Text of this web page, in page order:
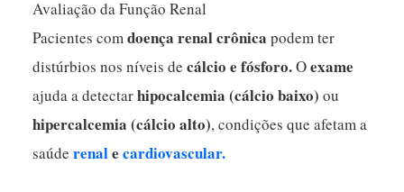
Avaliação da Função Renal
Pacientes comdoença renal crônica podem ter
distúrbios nos níveis decálcio e fósforo.Oexame
ajuda a detectarhipocalcemia (cálcio baixo) ou
hipercalcemia (cálcio alto), condições que afetam a
saúderenalecardiovascular.